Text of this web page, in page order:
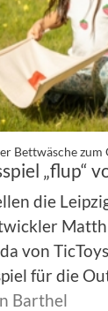
Bettwäsche
„flup“
die
von
für die
Barthel